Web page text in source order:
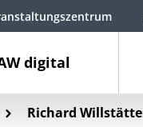
digital
Richard